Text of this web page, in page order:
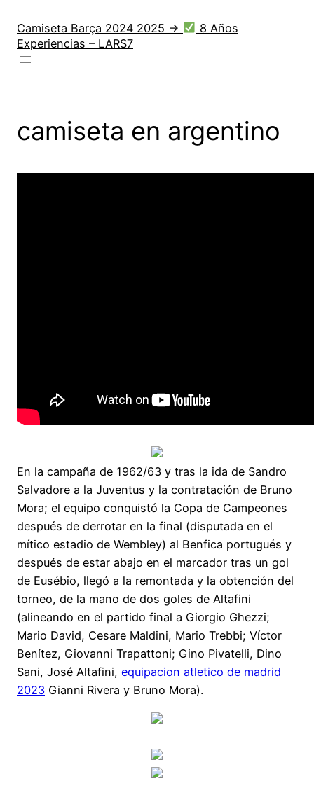
contenido
Camiseta Barça 2024 2025 →
8 Años
Experiencias – LARS7
camiseta en argentino
En la campaña de 1962/63 y tras la ida de Sandro
Salvadore a la Juventus y la contratación de Bruno
Mora; el equipo conquistó la Copa de Campeones
después de derrotar en la final (disputada en el
mítico estadio de Wembley) al Benfica portugués y
después de estar abajo en el marcador tras un gol
de Eusébio, llegó a la remontada y la obtención del
torneo, de la mano de dos goles de Altafini
(alineando en el partido final a Giorgio Ghezzi;
Mario David, Cesare Maldini, Mario Trebbi; Víctor
Benítez, Giovanni Trapattoni; Gino Pivatelli, Dino
Sani, José Altafini, equipacion atletico de madrid
2023 Gianni Rivera y Bruno Mora).